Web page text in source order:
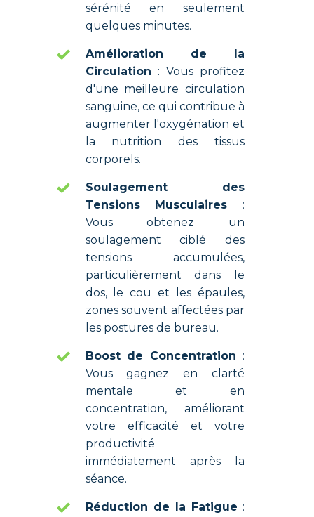
sérénité en seulement
quelques minutes.
Amélioration de la
Circulation : Vous profitez
d'une meilleure circulation
sanguine, ce qui contribue à
augmenter l'oxygénation et
la nutrition des tissus
corporels.
Soulagement des
Tensions Musculaires :
Vous obtenez un
soulagement ciblé des
tensions accumulées,
particulièrement dans le
dos, le cou et les épaules,
zones souvent affectées par
les postures de bureau.
Boost de Concentration :
Vous gagnez en clarté
mentale et en
concentration, améliorant
votre efficacité et votre
productivité
immédiatement après la
séance.
Réduction de la Fatigue :